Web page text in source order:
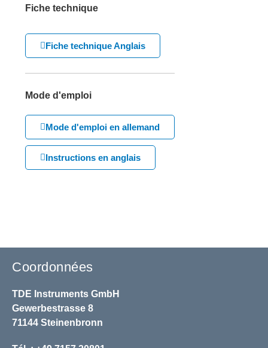
Fiche technique
Fiche technique Anglais
Mode d'emploi
Mode d'emploi en allemand
Instructions en anglais
Coordonnées
TDE Instruments GmbH
Gewerbestrasse 8
71144 Steinenbronn